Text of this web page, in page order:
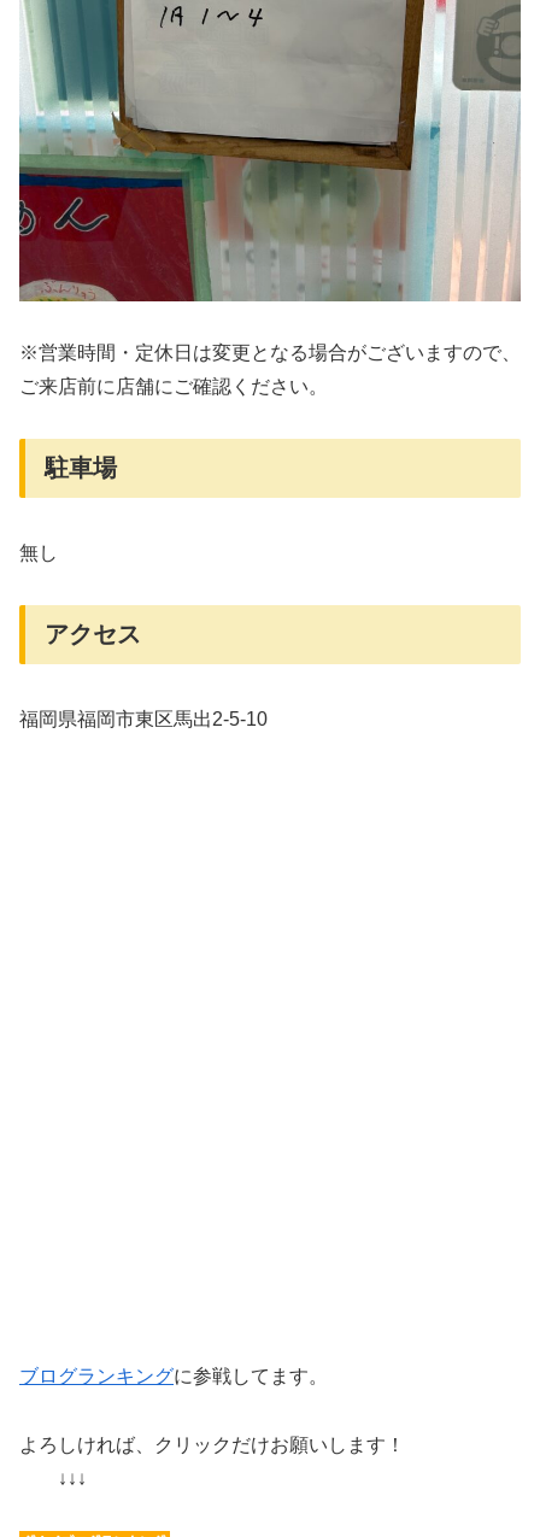
※営業時間・定休日は変更となる場合がございますので、
ご来店前に店舗にご確認ください。
駐車場
無し
アクセス
福岡県福岡市東区馬出2-5-10
ブログランキングに参戦してます。
よろしければ、クリックだけお願いします！
↓↓↓